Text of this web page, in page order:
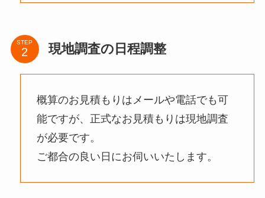
STEP 現地調査の日程調整
概算のお見積もりはメールや電話でも可
能ですが、正式なお見積もりは現地調査
が必要です。
ご都合の良い日にお伺いいたします。